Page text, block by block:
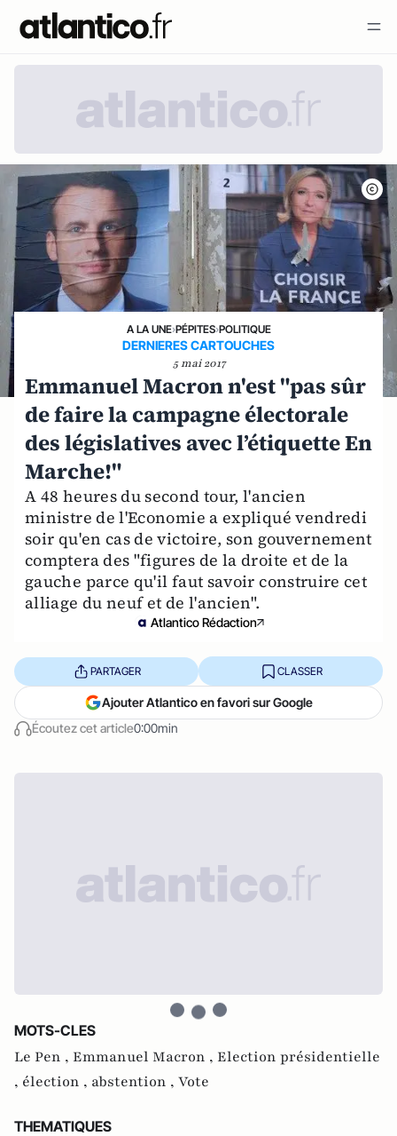
A LA UNE›PÉPITES›POLITIQUE
DERNIERES CARTOUCHES
5 mai 2017
Emmanuel Macron n'est "pas sûr
de faire la campagne électorale
des législatives avec l’étiquette En
Marche!"
A 48 heures du second tour, l'ancien
ministre de l'Economie a expliqué vendredi
soir qu'en cas de victoire, son gouvernement
comptera des "figures de la droite et de la
gauche parce qu'il faut savoir construire cet
alliage du neuf et de l'ancien".
Atlantico Rédaction
Écoutez cet article0:00min
PARTAGER CLASSER
Ajouter Atlantico en favori sur Google
MOTS-CLES
Le Pen , Emmanuel Macron , Election présidentielle
, élection , abstention , Vote
THEMATIQUES